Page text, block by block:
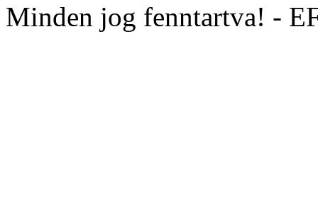
Minden jog fenntartva! -